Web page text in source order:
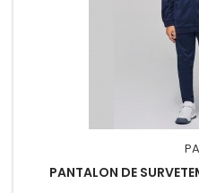
PANTALON DE